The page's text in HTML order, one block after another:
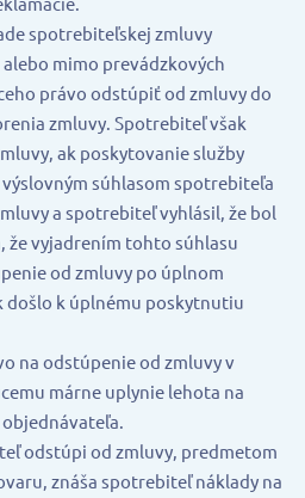
spotrebiteľskej zmluvy
mimo prevádzkových
právo odstúpiť od zmluvy do
zmluvy. Spotrebiteľ však
ak poskytovanie služby
súhlasom spotrebiteľa
a spotrebiteľ vyhlásil, že bol
že vyjadrením tohto súhlasu
od zmluvy po úplnom
došlo k úplnému poskytnutiu
na odstúpenie od zmluvy v
márne uplynie lehota na
odstúpi od zmluvy, predmetom
znáša spotrebiteľ náklady na